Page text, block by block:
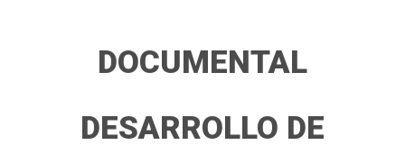
DOCUMENTAL
DESARROLLO DE